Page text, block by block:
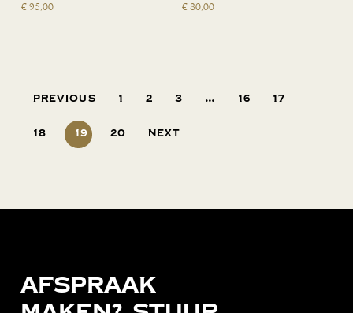
winkelwagen
€95,00
winkelwagen
€80,00
Previous 1 2 3 … 16 17
18 19 20 Next
Afspraak